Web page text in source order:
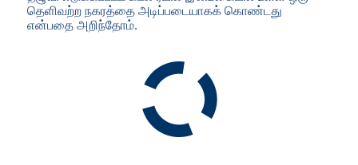
தெளிவற்ற நகரத்தை அடிப்படையாகக் கொண்டது
என்பதை அறிந்தோம்.